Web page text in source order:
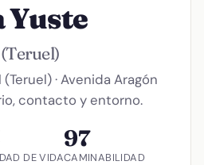
Yuste
(Teruel)
· Avenida Aragón
contacto y entorno.
DE VIDA
97
CAMINABILIDAD